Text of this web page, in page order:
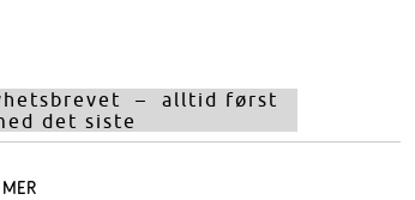
– alltid først
det siste